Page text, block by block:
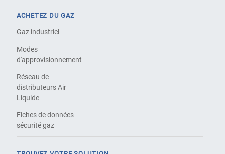
ACHETEZ DU GAZ
Gaz industriel
Modes
d'approvisionnement
Réseau de
distributeurs Air
Liquide
Fiches de données
sécurité gaz